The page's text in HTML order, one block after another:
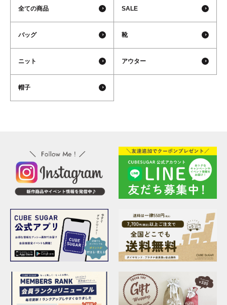
全ての商品 SALE
バッグ 靴
ニット アウター
帽子